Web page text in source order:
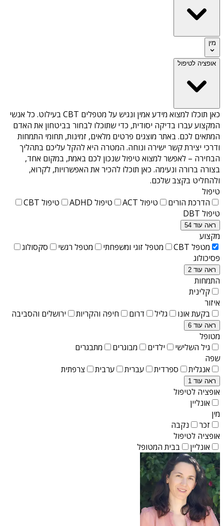
מין
אופציה לטיפול
כאן תוכלו למצוא מידע אמין ונגיש על מטפלים CBT בעילוט
. כל אנשי
המקצוע עברו בדיקה יסודית, כדי שתוכלו לבחור בביטחון את האדם
המתאים לכם. באתר מוצגים פרטים מלאים, זמינות, תחומי התמחות
ודרכי יצירת קשר ישירה ונוחה. המטרה היא להקל עליכם בתהליך
הבחירה – לאפשר למצוא טיפול שנכון לכם באמת, במקום אחד,
בצורה ברורה ונעימה. כאן תוכלו להכיר את האפשרויות, לקרוא,
ולהחליט בקצב שלכם.
טיפול
הדרכת הורים
טיפול ACT טיפול ADHD
טיפול CBT
טיפול DBT
ראה עוד 54
מקצוע
מטפל CBT
מטפל זוגי ומשפחתי מטפל רגשי
סקסולוג
פסיכולוג
ראה עוד 2
התמחות
קלינית
איזור
בקעת אונו
גליל דרום חיפה והקריות ירושלים והסביבה
ראה עוד 6
מטופל
גיל השלישי
ילדים מבוגרים
מתבגרים
שפה
אנגלית
ספרדית עברית ערבית צרפתית
ראה עוד 1
אופציה לטיפול
אונליין
מין
זכר
נקבה
אופציה לטיפול
אונליין
בבית המטופל